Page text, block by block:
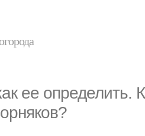
ее определить.